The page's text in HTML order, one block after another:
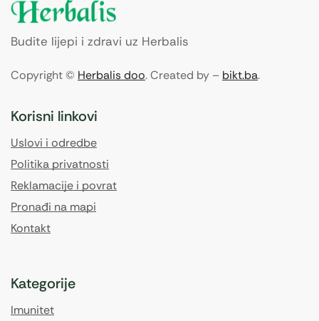
Budite lijepi i zdravi uz Herbalis
Copyright © Herbalis doo. Created by – bikt.ba.
Korisni linkovi
Uslovi i odredbe
Politika privatnosti
Reklamacije i povrat
Pronađi na mapi
Kontakt
Kategorije
Imunitet